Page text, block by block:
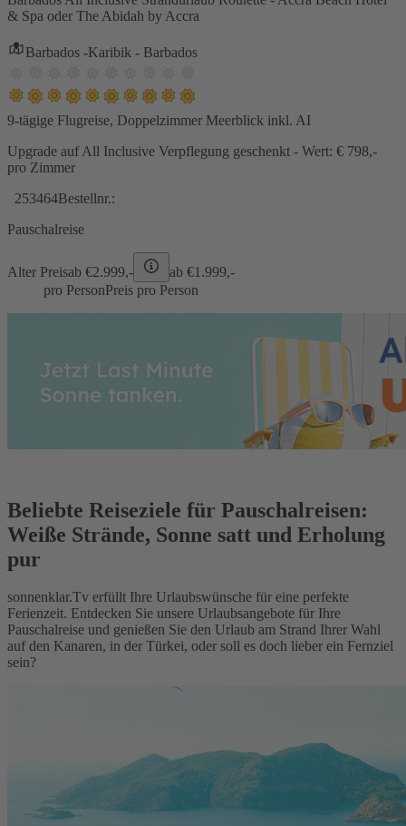
& Spa oder The Abidah by Accra
Barbados -Karibik - Barbados
9-tägige Flugreise, Doppelzimmer Meerblick inkl. AI
Upgrade auf All Inclusive Verpflegung geschenkt - Wert: € 798,-
pro Zimmer
253464Bestellnr.:
Pauschalreise
Alter Preisab €2.999,- ab €1.999,-
pro PersonPreis pro Person
Beliebte Reiseziele für Pauschalreisen:
Weiße Strände, Sonne satt und Erholung
pur
sonnenklar.Tv erfüllt Ihre Urlaubswünsche für eine perfekte
Ferienzeit. Entdecken Sie unsere Urlaubsangebote für Ihre
Pauschalreise und genießen Sie den Urlaub am Strand Ihrer Wahl
auf den Kanaren, in der Türkei, oder soll es doch lieber ein Fernziel
sein?